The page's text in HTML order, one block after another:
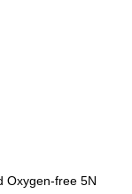
Oxygen-free 5N